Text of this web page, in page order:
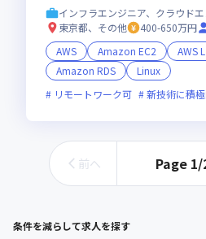
インフラエンジニア、クラウド
東京都、その他
400-650万円
AWS
Amazon EC2
AWS
Amazon RDS
Linux
リモートワーク可
新技術に積
前へ Page 1/
条件を減らして求人を探す